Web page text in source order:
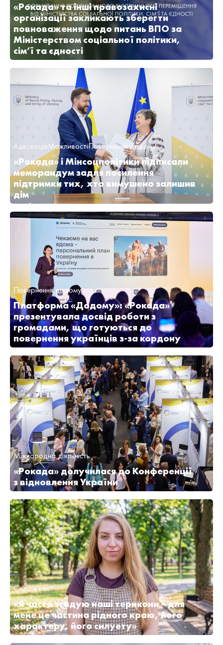
«Рокада» та інші правозахисні
організації закликають зберегти
повноваження щодо питань ВПО за
Міністерством соціальної політики,
сім’ї та єдності
АдвокаціяМожливостіПовернення додому
«Рокада» і Мінсоцполітики підписали
меморандум задля посилення
підтримки тих, хто вимушено залишив
дім
Повернення додому
Платформа «Додому»: «Рокада»
презентувала досвід роботи з
громадами, що готуються до
повернення українців з-за кордону
Міжнародна діяльність
«Рокада» долучилася до Конференції
з відновлення України
Сила в нас
«Я часто згадую наші терикони – для
мене це частина рідного краю, його
характеру, його силуету»